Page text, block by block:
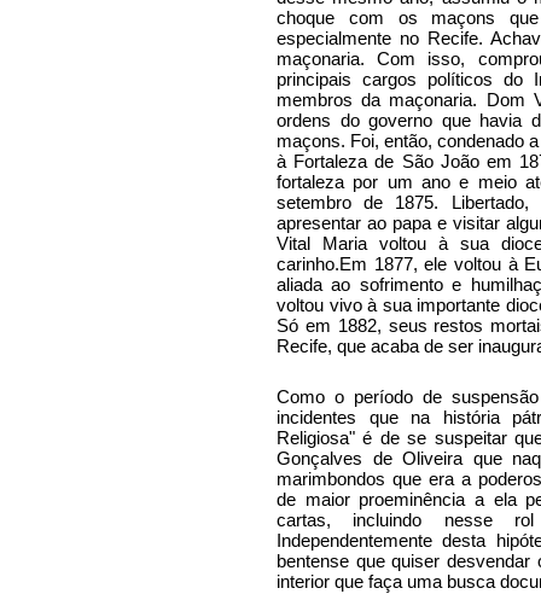
choque com os maçons
especialmente no Recife.
maçonaria. Com isso,
principais cargos políticos do
membros da maçonaria. Dom
ordens do governo que havia
maçons. Foi, então, condenado
à Fortaleza de São João em
fortaleza por um ano e meio
setembro de 1875.
apresentar ao papa e visitar
Vital Maria voltou à sua
carinho.Em 1877, ele voltou à
aliada ao sofrimento e
voltou vivo à sua importante
Só em 1882, seus restos
Recife, que acaba de ser
Como o período de
incidentes que na história
Religiosa" é de se suspeitar
Gonçalves de Oliveira que
marimbondos que era a
de maior proeminência a ela
cartas, incluindo nesse
Independentemente desta
bentense que quiser
interior que faça uma busca